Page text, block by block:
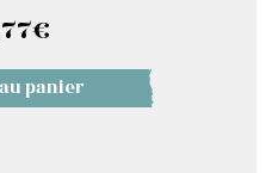
€
panier